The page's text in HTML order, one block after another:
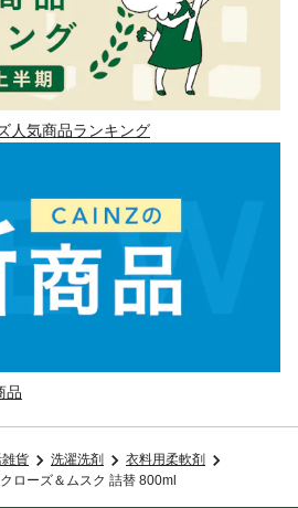
人気商品ランキング
品
貨 洗濯洗剤
衣料用柔軟剤
ローズ＆ムスク 詰替 800ml